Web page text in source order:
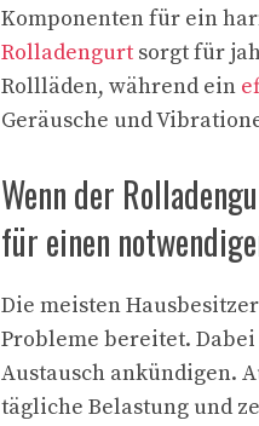
Komponenten für ein
Rolladengurt sorgt für
Rollläden, während ein
Geräusche und
Wenn der
für einen
Die meisten
Probleme bereitet.
Austausch ankündigen.
tägliche Belastung und